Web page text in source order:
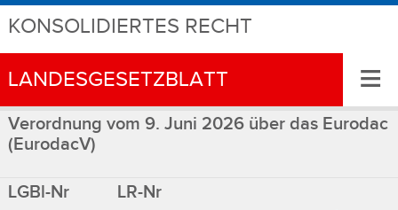
KONSOLIDIERTES RECHT
LANDESGESETZBLATT ≡
Verordnung vom 9. Juni 2026 über das Eurodac
(EurodacV)
LGBl-Nr
LR-Nr